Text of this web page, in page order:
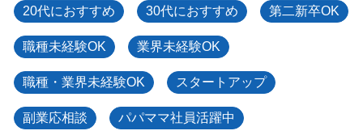
20代におすすめ 30代におすすめ 第二新卒OK
職種未経験OK 業界未経験OK
職種・業界未経験OK スタートアップ
副業応相談 パパママ社員活躍中